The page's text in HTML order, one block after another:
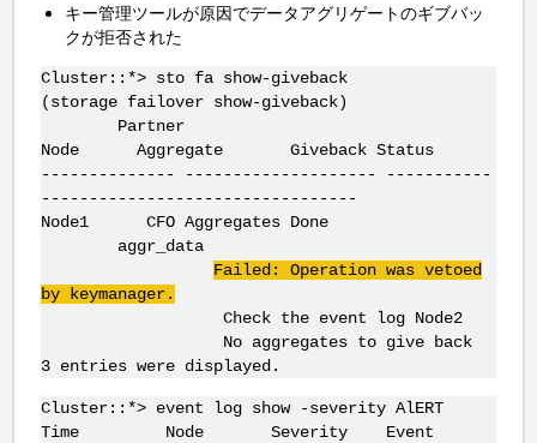
キー管理ツールが原因でデータアグリゲートのギブバッ
クが拒否された
Cluster::*> sto fa show-giveback
(storage failover show-giveback)
Partner
Node Aggregate Giveback Status
-------------- -------------------- -----------
---------------------------------
Node1 CFO Aggregates Done
aggr_data
Failed: Operation was vetoed
by keymanager.
Check the event log Node2
No aggregates to give back
3 entries were displayed.
Cluster::*> event log show -severity AlERT
Time Node Severity Event